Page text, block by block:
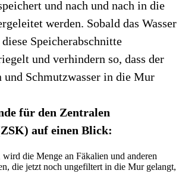
und nach und nach in die
werden. Sobald das Wasser
Speicherabschnitte
und verhindern so, dass der
und Schmutzwasser in die Mur
für den Zentralen
auf einen Blick:
die Menge an Fäkalien und anderen
die jetzt noch ungefiltert in die Mur gelangt,